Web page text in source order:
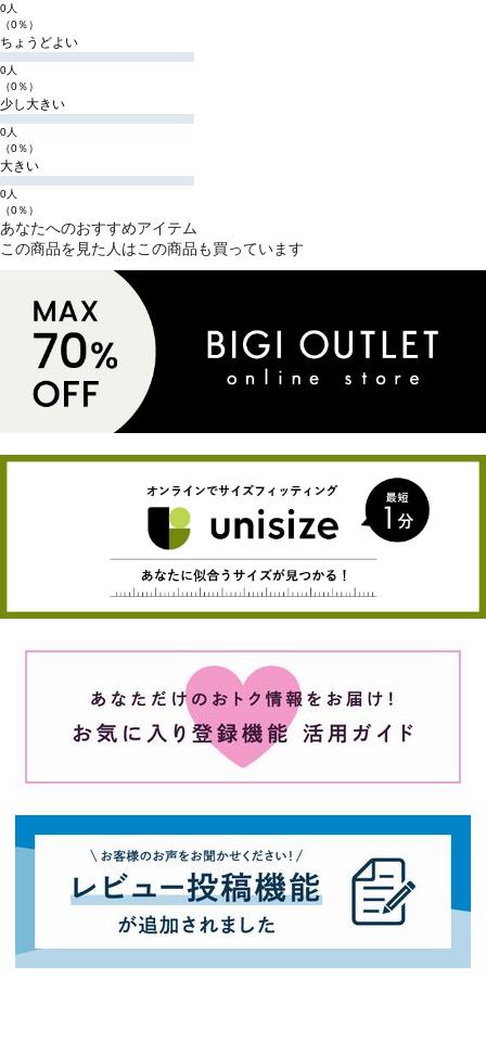
0人
（0％）
ちょうどよい
0人
（0％）
少し大きい
0人
（0％）
大きい
0人
（0％）
あなたへのおすすめアイテム
この商品を見た人はこの商品も買っています